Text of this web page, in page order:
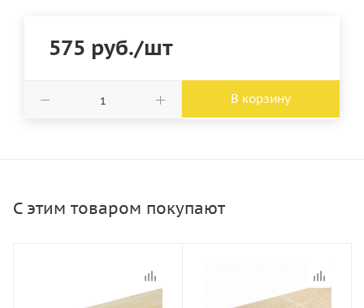
575 руб./шт
В корзину
С этим товаром покупают